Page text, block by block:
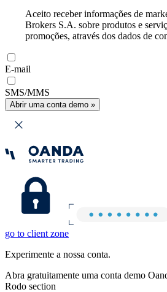
Aceito receber informações de
Brokers S.A. sobre produtos e
promoções, através dos dados de
E-mail
SMS/MMS
Abrir uma conta demo »
go to client zone
Experimente a nossa conta.
Abra gratuitamente uma conta demo
Rodo section